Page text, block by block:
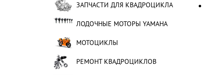
ЗАПЧАСТИ ДЛЯ КВАДРОЦИКЛА
ЛОДОЧНЫЕ МОТОРЫ YAMAHA
МОТОЦИКЛЫ
РЕМОНТ КВАДРОЦИКЛОВ